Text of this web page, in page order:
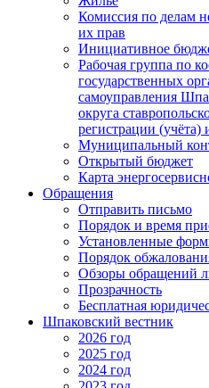
Комиссия по делам
их прав
Инициативное
Рабочая группа по
государственных
самоуправления
округа
регистрации (учёта)
Муниципальный
Открытый бюджет
Карта
Обращения
Отправить письмо
Порядок и время
Установленные
Порядок
Обзоры обращений
Прозрачность
Бесплатная
Шпаковский вестник
2026 год
2025 год
2024 год